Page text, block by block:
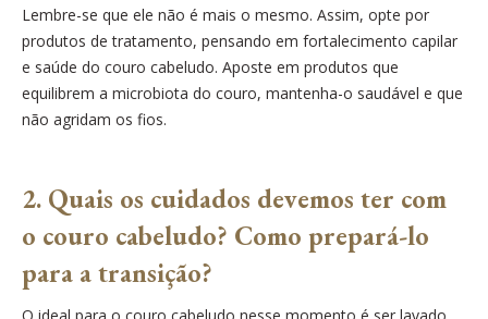
Lembre-se que ele não é mais o mesmo. Assim, opte por
produtos de tratamento, pensando em fortalecimento capilar
e saúde do couro cabeludo. Aposte em produtos que
equilibrem a microbiota do couro, mantenha-o saudável e que
não agridam os fios.
2. Quais os cuidados devemos ter com
o couro cabeludo? Como prepará-lo
para a transição?